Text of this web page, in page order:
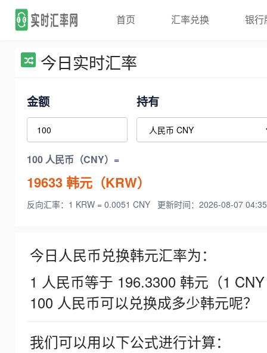
首页 汇率兑换 银行
今日实时汇率
金额 持有
100 人民币（CNY）=
19633韩元（KRW）
反向汇率：1 KRW = 0.0051 CNY 更新时间：2026-08-07
今日人民币兑换韩元汇率为：
1 人民币等于 196.3300 韩元（1
100 人民币可以兑换成多少韩元呢？
我们可以用以下公式进行计算：